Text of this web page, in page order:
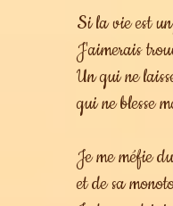
Si la vie est
J'aimerais
Un qui ne
qui ne blesse
Je me méfie
et de sa